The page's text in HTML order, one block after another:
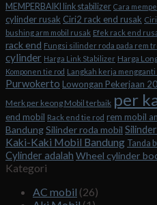
MEMPERBAIKI link stabilizer Cara
cylinder rusak Ciri2 rack end rusak
bushing arm mobil rusak Efek rack end
rack end Fungsi silinder roda pada rem
cylinder Harga Link Stabilizer Harga
Komponen tie rod Langkah kerja mengganti
Purwokerto Lowongan Pekerjaan
Merk per keong Mobil terbaik per
end mobil Rack end tie rod rem mobil
BandungSilinder roda mobil
Kaki-Kaki Mobil Bandung Tanda
Cylinder adalah Wheel cylinder
Kategori
AC mobil (26)